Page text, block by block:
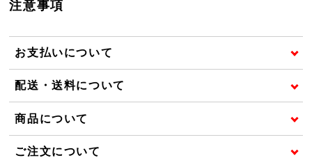
注意事項
お支払いについて
配送・送料について
商品について
ご注文について